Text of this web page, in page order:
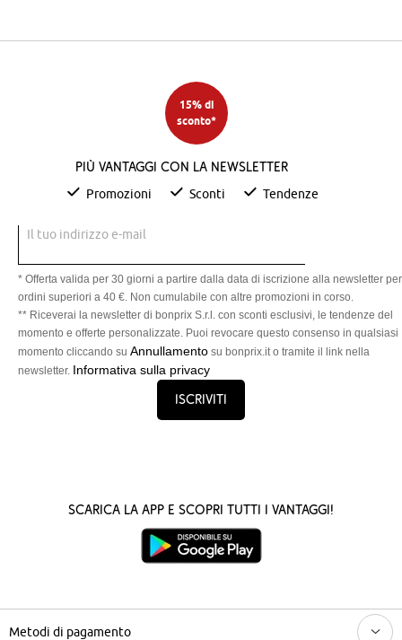
15% di
sconto*
Più vantaggi con la newsletter
Promozioni Sconti Tendenze
Il tuo indirizzo e-mail
* Offerta valida per 30 giorni a partire dalla data di iscrizione alla newsletter per
ordini superiori a 40 €. Non cumulabile con altre promozioni in corso.
** Riceverai la newsletter di bonprix S.r.l. con sconti esclusivi, le tendenze del
momento e offerte personalizzate. Puoi revocare questo consenso in qualsiasi
momento cliccando su Annullamento su bonprix.it o tramite il link nella
newsletter. Informativa sulla privacy
Iscriviti
Scarica la App e scopri tutti i vantaggi!
Metodi di pagamento